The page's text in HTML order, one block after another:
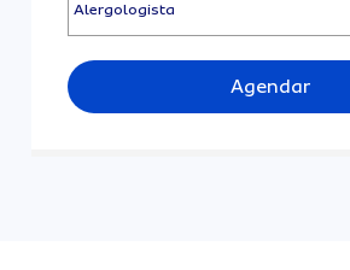
Agendar